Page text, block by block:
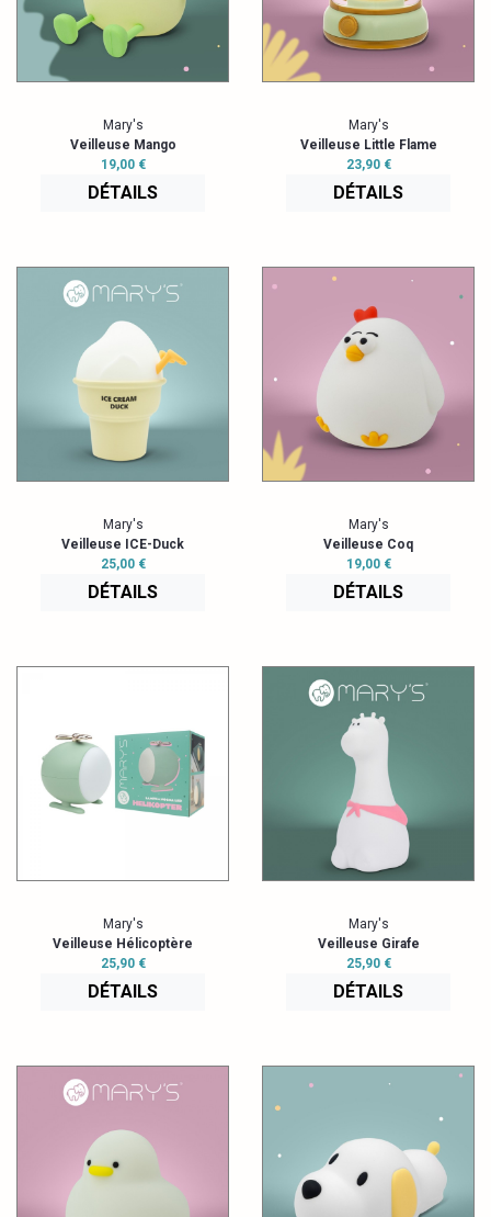
Mary's
Veilleuse Mango
19,00 €
DÉTAILS
Mary's
Veilleuse Little Flame
23,90 €
DÉTAILS
Mary's
Veilleuse ICE-Duck
25,00 €
DÉTAILS
Mary's
Veilleuse Coq
19,00 €
DÉTAILS
Mary's
Veilleuse Hélicoptère
25,90 €
DÉTAILS
Mary's
Veilleuse Girafe
25,90 €
DÉTAILS